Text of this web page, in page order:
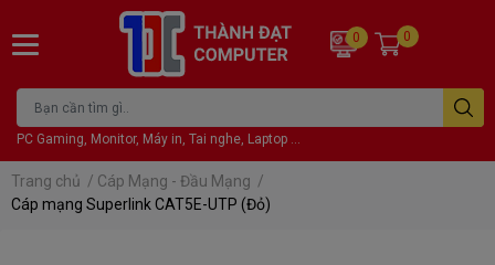
PC Gaming, Monitor, Máy in, Tai nghe, Laptop ...
0 0
Trang chủ / Cáp Mạng - Đầu Mạng /
Cáp mạng Superlink CAT5E-UTP (Đỏ)